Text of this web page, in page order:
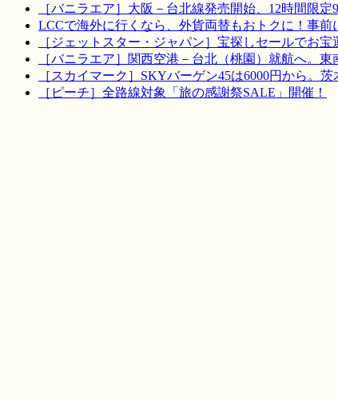
［バニラエア］大阪－台北線発売開始、12時間限定
LCCで海外に行くなら、外貨両替もおトクに！事前
［ジェットスター・ジャパン］宝探しセールでお
［バニラエア］関西空港－台北（桃園）就航へ。東
［スカイマーク］SKYバーゲン45は6000円から。
［ピーチ］全路線対象「旅の感謝祭SALE」開催！